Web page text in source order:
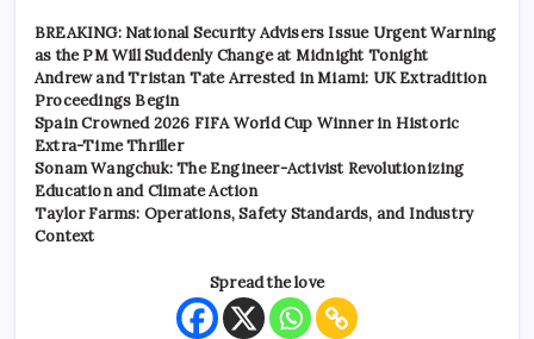
BREAKING: National Security Advisers Issue Urgent Warning
as the PM Will Suddenly Change at Midnight Tonight
Andrew and Tristan Tate Arrested in Miami: UK Extradition
Proceedings Begin
Spain Crowned 2026 FIFA World Cup Winner in Historic
Extra-Time Thriller
Sonam Wangchuk: The Engineer-Activist Revolutionizing
Education and Climate Action
Taylor Farms: Operations, Safety Standards, and Industry
Context
Spread the love